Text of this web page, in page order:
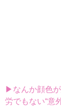
▶なんか顔色
労でもない“意